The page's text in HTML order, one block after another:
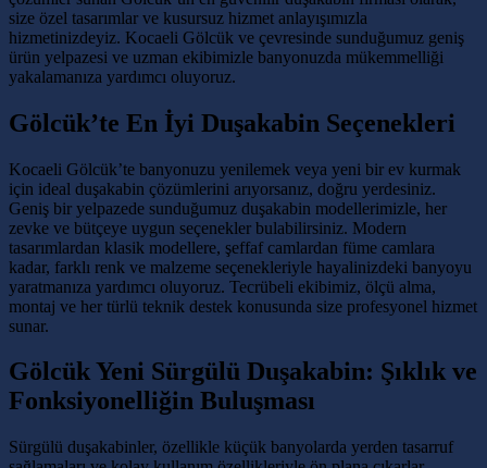
size özel tasarımlar ve kusursuz hizmet anlayışımızla
hizmetinizdeyiz. Kocaeli Gölcük ve çevresinde sunduğumuz geniş
ürün yelpazesi ve uzman ekibimizle banyonuzda mükemmelliği
yakalamanıza yardımcı oluyoruz.
Gölcük’te En İyi Duşakabin Seçenekleri
Kocaeli Gölcük’te banyonuzu yenilemek veya yeni bir ev kurmak
için ideal duşakabin çözümlerini arıyorsanız, doğru yerdesiniz.
Geniş bir yelpazede sunduğumuz duşakabin modellerimizle, her
zevke ve bütçeye uygun seçenekler bulabilirsiniz. Modern
tasarımlardan klasik modellere, şeffaf camlardan füme camlara
kadar, farklı renk ve malzeme seçenekleriyle hayalinizdeki banyoyu
yaratmanıza yardımcı oluyoruz. Tecrübeli ekibimiz, ölçü alma,
montaj ve her türlü teknik destek konusunda size profesyonel hizmet
sunar.
Gölcük Yeni Sürgülü Duşakabin: Şıklık ve
Fonksiyonelliğin Buluşması
Sürgülü duşakabinler, özellikle küçük banyolarda yerden tasarruf